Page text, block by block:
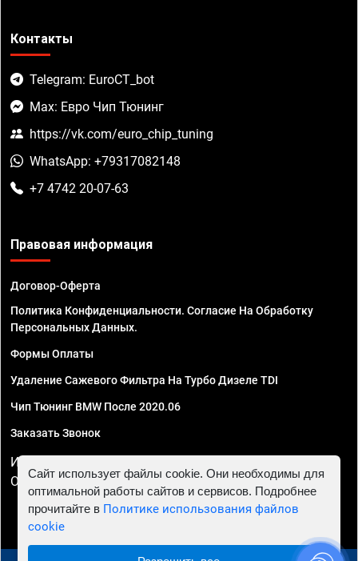
Контакты
Telegram: EuroCT_bot
Max: Евро Чип Тюнинг
https://vk.com/euro_chip_tuning
WhatsApp: +79317082148
+7 4742 20-07-63
Правовая информация
Договор-Оферта
Политика Конфиденциальности. Согласие На Обработку
Персональных Данных.
Формы Оплаты
Удаление Сажевого Фильтра На Турбо Дизеле TDI
Чип Тюнинг BMW После 2020.06
Заказать Звонок
ИП Смирнов Георгий Павлович. ИНН 781302555843,
ОГРНИП 324470400032610
Сайт использует файлы cookie. Они необходимы для
оптимальной работы сайтов и сервисов. Подробнее
прочитайте в Политике использования файлов
cookie